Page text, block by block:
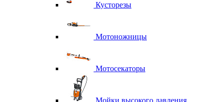
Кусторезы
Мотоножницы
Мотосекаторы
Мойки высокого давления